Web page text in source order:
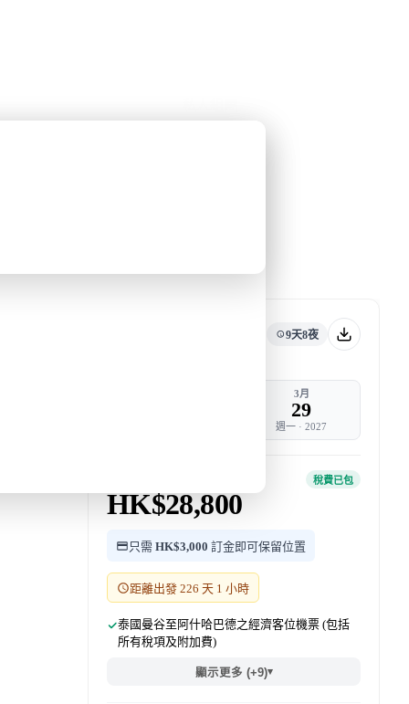
DW CA MAR27 D
9天8夜
3月
29
週一 · 2027
稅費已包
HK$28,800
只需 HK$3,000 訂金即可保留位置
距離出發 226 天 1 小時
泰國曼谷至阿什哈巴德之經濟客位機票 (包括
所有稅項及附加費)
顯示更多 (+9)▾